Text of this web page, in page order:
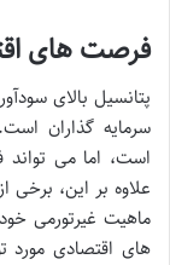
فرصت های
پتانسیل بالای
سرمایه گذاران
است، اما می
علاوه بر این، برخی
ماهیت غیرتورمی
های اقتصادی مورد